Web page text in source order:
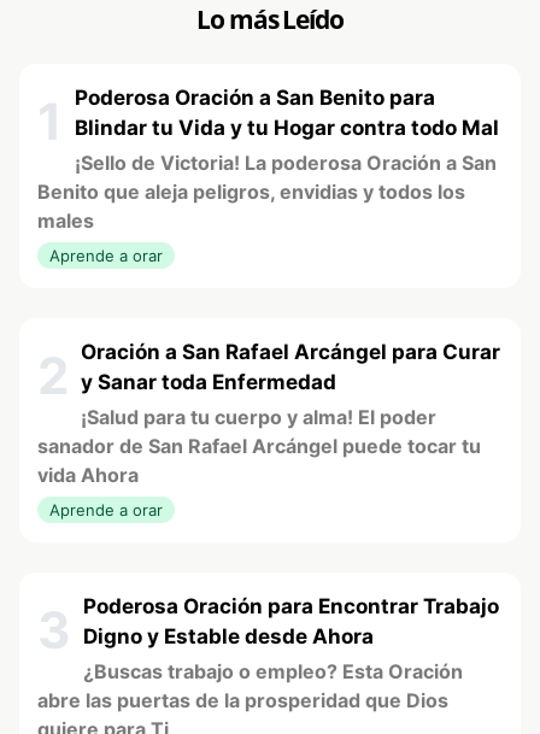
Lo más Leído
1
Poderosa Oración a San Benito para
Blindar tu Vida y tu Hogar contra todo Mal
¡Sello de Victoria! La poderosa Oración a San
Benito que aleja peligros, envidias y todos los
males
Aprende a orar
2 Oración a San Rafael Arcángel para Curar
y Sanar toda Enfermedad
¡Salud para tu cuerpo y alma! El poder
sanador de San Rafael Arcángel puede tocar tu
vida Ahora
Aprende a orar
3
Poderosa Oración para Encontrar Trabajo
Digno y Estable desde Ahora
¿Buscas trabajo o empleo? Esta Oración
abre las puertas de la prosperidad que Dios
quiere para Ti